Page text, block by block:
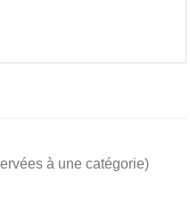
à une catégorie)